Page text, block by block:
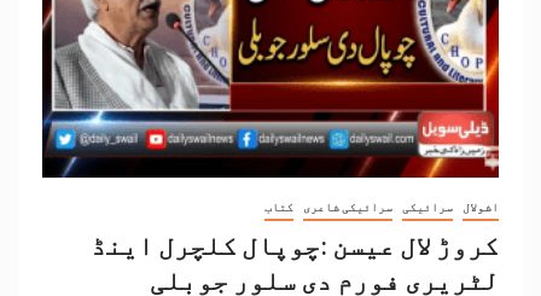
اشولال سرائیکی سرائیکی شاعری کتاب
کروڑ لال عیسن :چوپال کلچرل اینڈ
لٹریری فورم دی سلور جوبلی